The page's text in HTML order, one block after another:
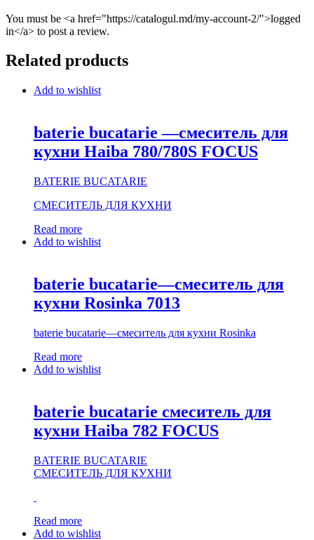
You must be <a href="https://catalogul.md/my-account-2/">logged
in</a> to post a review.
Related products
Add to wishlist
baterie bucatarie —смеситель для
кухни Haiba 780/780S FOCUS
BATERIE BUCATARIE
СМЕСИТЕЛЬ ДЛЯ КУХНИ
Read more
Add to wishlist
baterie bucatarie—смеситель для
кухни Rosinka 7013
baterie bucatarie—смеситель для кухни Rosinka
Read more
Add to wishlist
baterie bucatarie смеситель для
кухни Haiba 782 FOCUS
BATERIE BUCATARIE
СМЕСИТЕЛЬ ДЛЯ КУХНИ
Read more
Add to wishlist